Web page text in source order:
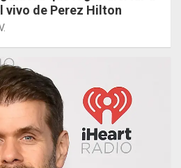
vivo de Perez Hilton